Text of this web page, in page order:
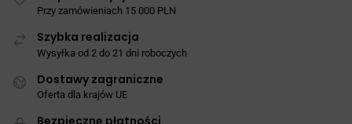
Przy zamówieniach 15 000 PLN
Szybka realizacja
Wysyłka od 2 do 21 dni roboczych
Dostawy zagraniczne
Oferta dla krajów UE